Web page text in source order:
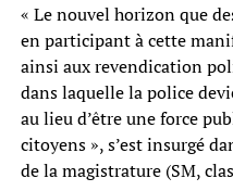
« Le nouvel horizon que
en participant à cette
ainsi aux revendication
dans laquelle la police
au lieu d’être une force
citoyens », s’est insurgé
de la magistrature (SM,